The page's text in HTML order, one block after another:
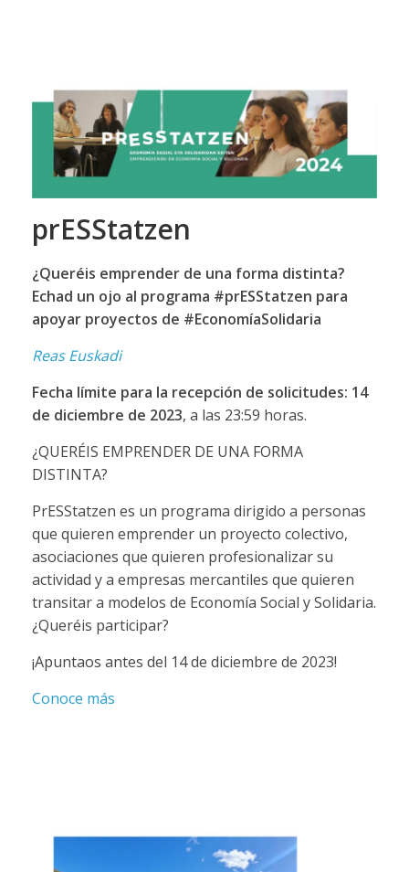
prESStatzen
¿Queréis emprender de una forma distinta?
Echad un ojo al programa #prESStatzen para
apoyar proyectos de #EconomíaSolidaria
Reas Euskadi
Fecha límite para la recepción de solicitudes: 14
de diciembre de 2023, a las 23:59 horas.
¿QUERÉIS EMPRENDER DE UNA FORMA
DISTINTA?
PrESStatzen es un programa dirigido a personas
que quieren emprender un proyecto colectivo,
asociaciones que quieren profesionalizar su
actividad y a empresas mercantiles que quieren
transitar a modelos de Economía Social y Solidaria.
¿Queréis participar?
¡Apuntaos antes del 14 de diciembre de 2023!
Conoce más